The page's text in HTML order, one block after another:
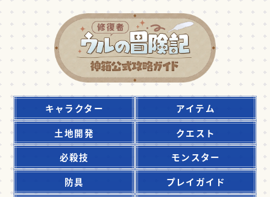
キャラクター
アイテム
土地開発
クエスト
必殺技
モンスター
防具
プレイガイド